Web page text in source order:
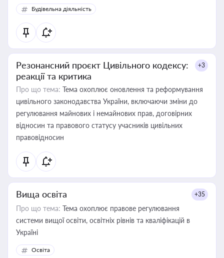
Будівельна діяльність
Резонансний проєкт Цивільного кодексу:
реакції та критика
+3
Про що тема: Тема охоплює оновлення та реформування
цивільного законодавства України, включаючи зміни до
регулювання майнових і немайнових прав, договірних
відносин та правового статусу учасників цивільних
правовідносин
Вища освіта +35
Про що тема: Тема охоплює правове регулювання
системи вищої освіти, освітніх рівнів та кваліфікацій в
Україні
Освіта